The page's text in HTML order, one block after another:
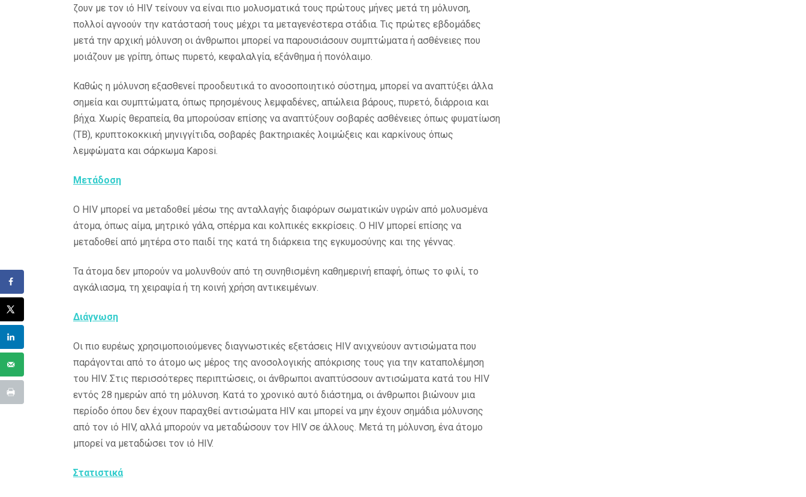
ζουν με τον ιό HIV τείνουν να είναι πιο μολυσματικά τους πρώτους μήνες μετά τη μόλυνση,
πολλοί αγνοούν την κατάστασή τους μέχρι τα μεταγενέστερα στάδια. Τις πρώτες εβδομάδες
μετά την αρχική μόλυνση οι άνθρωποι μπορεί να παρουσιάσουν συμπτώματα ή ασθένειες που
μοιάζουν με γρίπη, όπως πυρετό, κεφαλαλγία, εξάνθημα ή πονόλαιμο.
Καθώς η μόλυνση εξασθενεί προοδευτικά το ανοσοποιητικό σύστημα, μπορεί να αναπτύξει άλλα
σημεία και συμπτώματα, όπως πρησμένους λεμφαδένες, απώλεια βάρους, πυρετό, διάρροια και
βήχα. Χωρίς θεραπεία, θα μπορούσαν επίσης να αναπτύξουν σοβαρές ασθένειες όπως φυματίωση
(TB), κρυπτοκοκκική μηνιγγίτιδα, σοβαρές βακτηριακές λοιμώξεις και καρκίνους όπως
λεμφώματα και σάρκωμα Kaposi.
Μετάδοση
Ο HIV μπορεί να μεταδοθεί μέσω της ανταλλαγής διαφόρων σωματικών υγρών από μολυσμένα
άτομα, όπως αίμα, μητρικό γάλα, σπέρμα και κολπικές εκκρίσεις. Ο HIV μπορεί επίσης να
μεταδοθεί από μητέρα στο παιδί της κατά τη διάρκεια της εγκυμοσύνης και της γέννας.
Τα άτομα δεν μπορούν να μολυνθούν από τη συνηθισμένη καθημερινή επαφή, όπως το φιλί, το
αγκάλιασμα, τη χειραψία ή τη κοινή χρήση αντικειμένων.
Διάγνωση
Οι πιο ευρέως χρησιμοποιούμενες διαγνωστικές εξετάσεις HIV ανιχνεύουν αντισώματα που
παράγονται από το άτομο ως μέρος της ανοσολογικής απόκρισης τους για την καταπολέμηση
του HIV. Στις περισσότερες περιπτώσεις, οι άνθρωποι αναπτύσσουν αντισώματα κατά του HIV
εντός 28 ημερών από τη μόλυνση. Κατά το χρονικό αυτό διάστημα, οι άνθρωποι βιώνουν μια
περίοδο όπου δεν έχουν παραχθεί αντισώματα HIV και μπορεί να μην έχουν σημάδια μόλυνσης
από τον ιό HIV, αλλά μπορούν να μεταδώσουν τον HIV σε άλλους. Μετά τη μόλυνση, ένα άτομο
μπορεί να μεταδώσει τον ιό HIV.
Στατιστικά